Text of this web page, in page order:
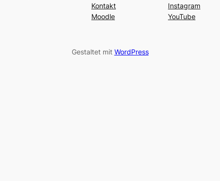
Kontakt
Moodle
Instagram
YouTube
Gestaltet mit WordPress